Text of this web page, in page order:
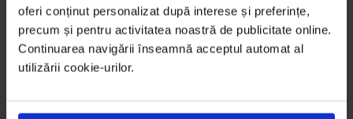
oferi conținut personalizat după interese și preferințe,
precum și pentru activitatea noastră de publicitate online.
Continuarea navigării înseamnă acceptul automat al
utilizării cookie-urilor.